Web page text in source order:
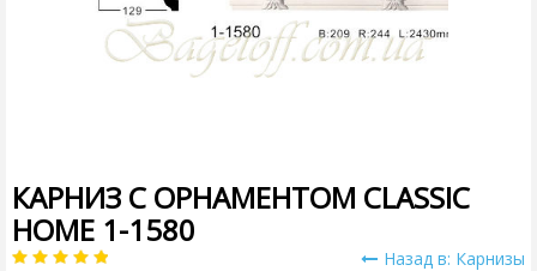
КАРНИЗ С ОРНАМЕНТОМ CLASSIC
HOME 1-1580
Назад в: Карнизы